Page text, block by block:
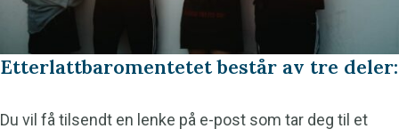
Etterlattbaromentetet består av tre deler:
Du vil få tilsendt en lenke på e-post som tar deg til et